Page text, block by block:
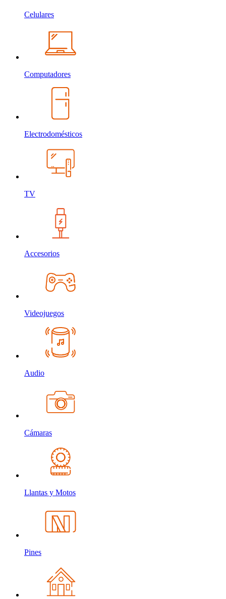
Celulares
Computadores
Electrodomésticos
TV
Accesorios
Videojuegos
Audio
Cámaras
Llantas y Motos
Pines